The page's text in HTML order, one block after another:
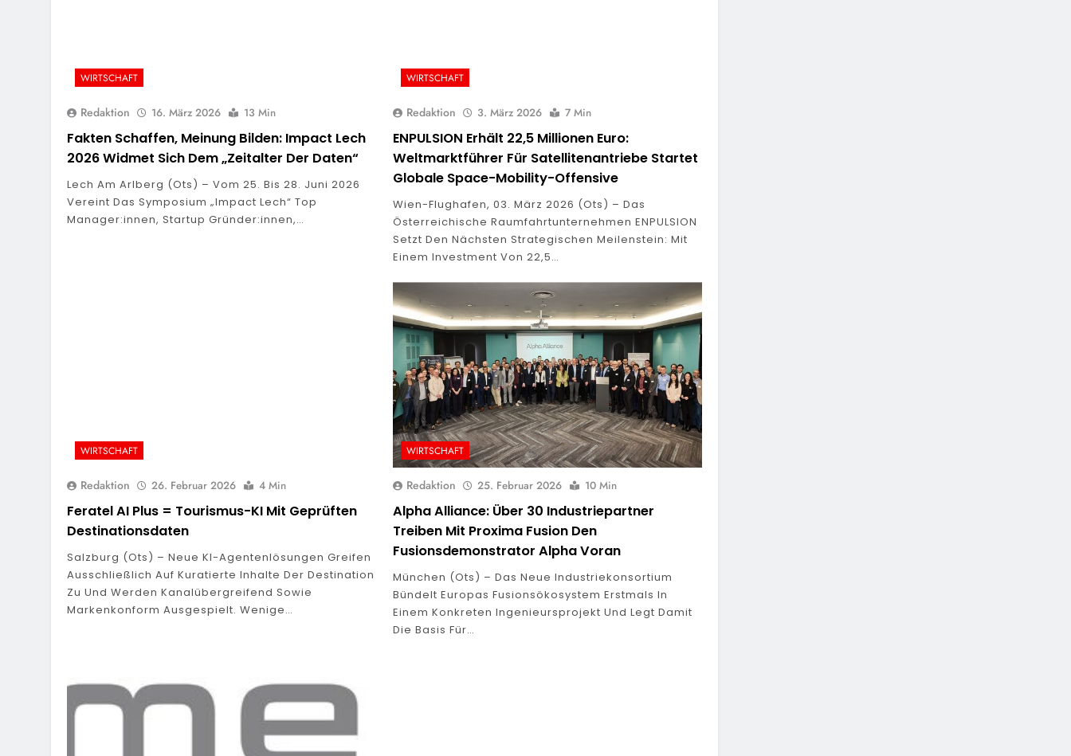
WIRTSCHAFT
Redaktion 16. März 2026 13 Min
Fakten Schaffen, Meinung Bilden: Impact Lech
2026 Widmet Sich Dem „Zeitalter Der Daten“
Lech Am Arlberg (ots) – Vom 25. Bis 28. Juni 2026
Vereint Das Symposium „Impact Lech“ Top
Manager:innen, Startup Gründer:innen,…
WIRTSCHAFT
Redaktion 3. März 2026 7 Min
ENPULSION Erhält 22,5 Millionen Euro:
Weltmarktführer Für Satellitenantriebe Startet
Globale Space-Mobility-Offensive
Wien-Flughafen, 03. März 2026 (ots) – Das
Österreichische Raumfahrtunternehmen ENPULSION
Setzt Den Nächsten Strategischen Meilenstein: Mit
Einem Investment Von 22,5…
WIRTSCHAFT
Redaktion 26. Februar 2026 4 Min
Feratel AI Plus = Tourismus-KI Mit Geprüften
Destinationsdaten
Salzburg (ots) – Neue KI-Agentenlösungen Greifen
Ausschließlich Auf Kuratierte Inhalte Der Destination
Zu Und Werden Kanalübergreifend Sowie
Markenkonform Ausgespielt. Wenige…
WIRTSCHAFT
Redaktion 25. Februar 2026 10 Min
Alpha Alliance: Über 30 Industriepartner
Treiben Mit Proxima Fusion Den
Fusionsdemonstrator Alpha Voran
München (ots) – Das Neue Industriekonsortium
Bündelt Europas Fusionsökosystem Erstmals In
Einem Konkreten Ingenieursprojekt Und Legt Damit
Die Basis Für…